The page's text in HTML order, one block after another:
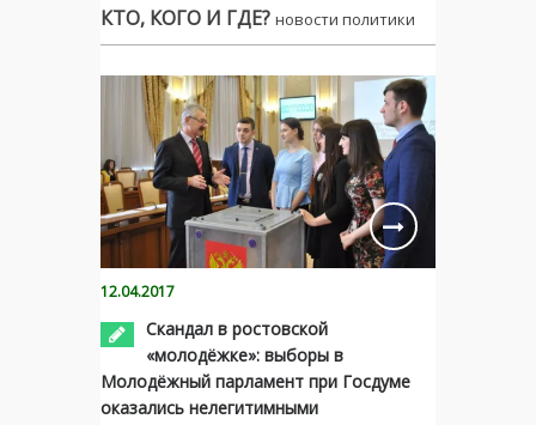
КТО, КОГО И ГДЕ? новости политики
12.04.2017
Скандал в ростовской
«молодёжке»: выборы в
Молодёжный парламент при Госдуме
оказались нелегитимными